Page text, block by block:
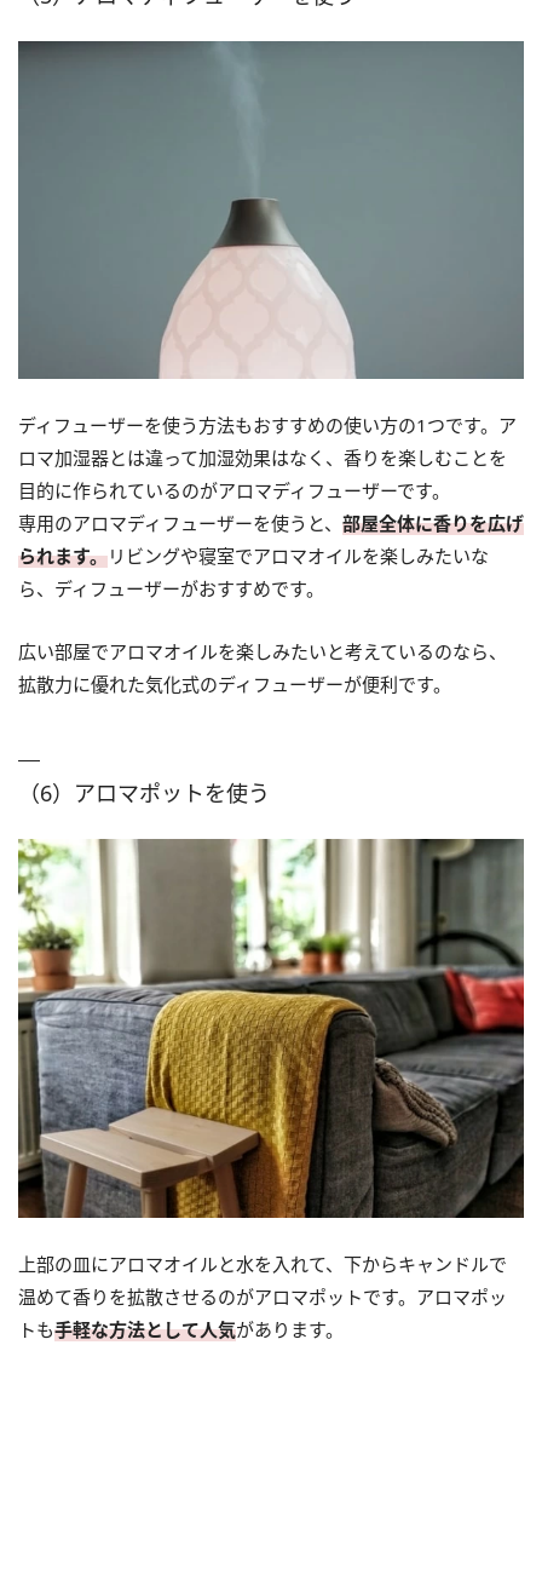
ディフューザーを使う方法もおすすめの使い方の1つです。ア
ロマ加湿器とは違って加湿効果はなく、香りを楽しむことを
目的に作られているのがアロマディフューザーです。
専用のアロマディフューザーを使うと、 部屋全体に香りを広げ
られます。リビングや寝室でアロマオイルを楽しみたいな
ら、ディフューザーがおすすめです。
広い部屋でアロマオイルを楽しみたいと考えているのなら、
拡散力に優れた気化式のディフューザーが便利です。
（6）アロマポットを使う
上部の皿にアロマオイルと水を入れて、下からキャンドルで
温めて香りを拡散させるのがアロマポットです。アロマポッ
トも手軽な方法として人気があります。